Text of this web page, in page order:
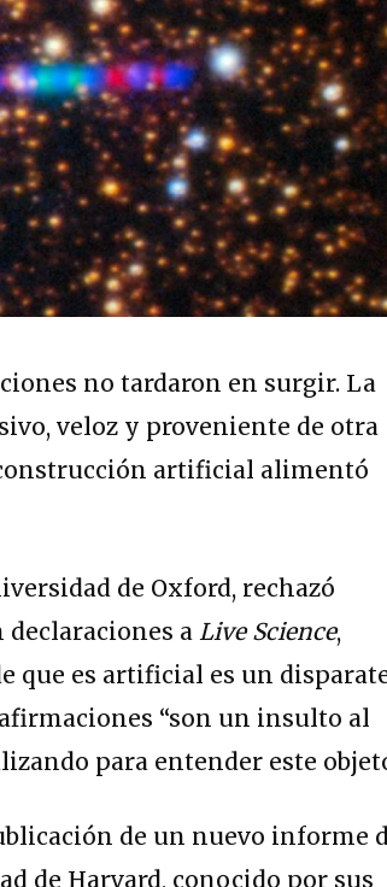
no tardaron en surgir. La
veloz y proveniente de otra
artificial alimentó
de Oxford, rechazó
declaraciones aLive Science,
que es artificial es un
“son un insulto al
para entender este
de un nuevo informe
de Harvard, conocido por sus